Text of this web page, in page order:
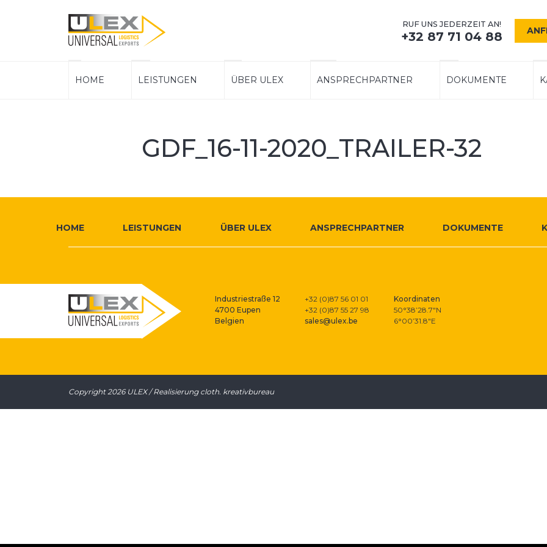
ULEX
RUF UNS JEDERZEIT AN!
+32 87 71 04 88
Hauptnavigation
HOME LEISTUNGEN ÜBER ULEX ANSPRECHPARTNER DOKUMENTE
GDF_16-11-2020_TRAILER-32
Footer
Navigation
HOME LEISTUNGEN ÜBER ULEX ANSPRECHPARTNER DOKUMENTE
Industriestraße 12
4700 Eupen
Belgien
+32 (0)87 56 01 01
+32 (0)87 55 27 98
sales@ulex.be
Koordinaten
50°38’28.7″N
6°00’31.8″E
Copyright 2026 ULEX / Realisierung cloth. kreativbureau